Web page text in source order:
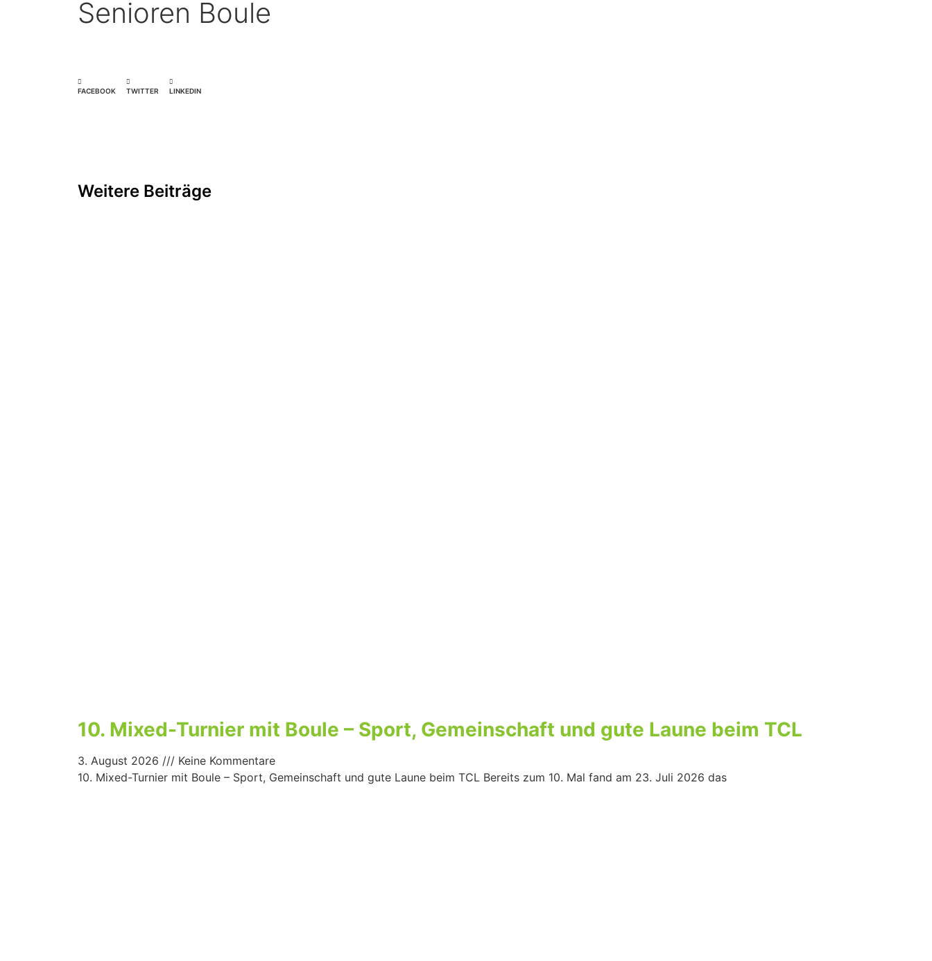
Senioren Boule
FACEBOOK TWITTER LINKEDIN
Weitere Beiträge
10. Mixed-Turnier mit Boule – Sport, Gemeinschaft und gute Laune beim TCL
3. August 2026
Keine Kommentare
10. Mixed-Turnier mit Boule – Sport, Gemeinschaft und gute Laune beim TCL Bereits zum 10. Mal fand am 23. Juli 2026 das